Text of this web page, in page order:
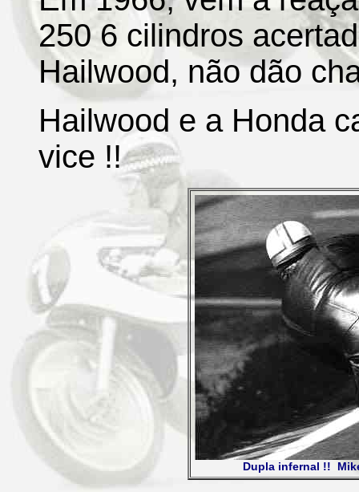
250 6 cilindros
Hailwood, não dão
Hailwood e a Honda
vice !!
Dupla infernal !!